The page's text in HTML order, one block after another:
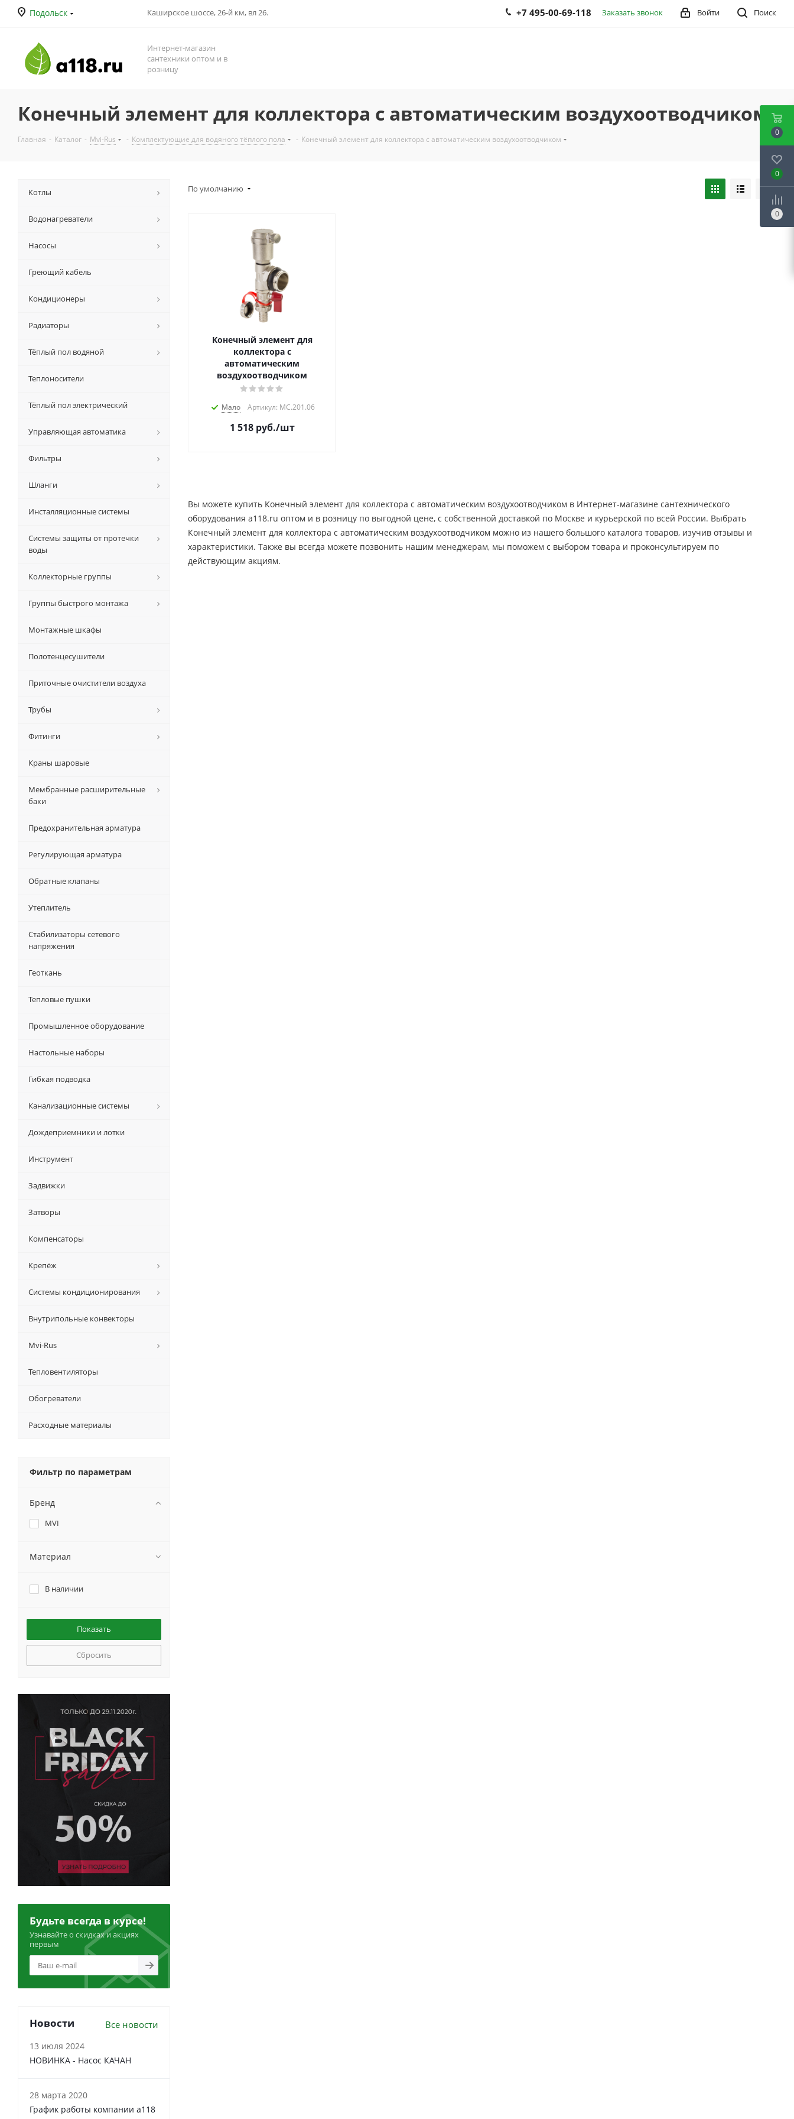
Подольск Каширское шоссе, 26-й км, вл 26. Поиск
Войти
+7 495-00-69-118 Заказать звонок
Интернет-магазин
сантехники оптом и в
розницу
Конечный элемент для коллектора с автоматическим воздухоотводчиком
Главная - Каталог - Mvi-Rus - Комплектующие для водяного тёплого пола - Конечный элемент для коллектора с автоматическим воздухоотводчиком
По умолчанию
Конечный элемент для
коллектора с
автоматическим
воздухоотводчиком
Мало Артикул: MC.201.06
1 518руб./шт
Вы можете купить Конечный элемент для коллектора с автоматическим воздухоотводчиком в Интернет-магазине сантехнического
оборудования a118.ru оптом и в розницу по выгодной цене, c собственной доставкой по Москве и курьерской по всей России. Выбрать
Конечный элемент для коллектора с автоматическим воздухоотводчиком можно из нашего большого каталога товаров, изучив отзывы и
характеристики. Также вы всегда можете позвонить нашим менеджерам, мы поможем с выбором товара и проконсультируем по
действующим акциям.
Котлы
Водонагреватели
Насосы
Греющий кабель
Кондиционеры
Радиаторы
Тёплый пол водяной
Теплоносители
Тёплый пол электрический
Управляющая автоматика
Фильтры
Шланги
Инсталляционные системы
Системы защиты от протечки
воды
Коллекторные группы
Группы быстрого монтажа
Монтажные шкафы
Полотенцесушители
Приточные очистители воздуха
Трубы
Фитинги
Краны шаровые
Мембранные расширительные
баки
Предохранительная арматура
Регулирующая арматура
Обратные клапаны
Утеплитель
Стабилизаторы сетевого
напряжения
Геоткань
Тепловые пушки
Промышленное оборудование
Настольные наборы
Гибкая подводка
Канализационные системы
Дождеприемники и лотки
Инструмент
Задвижки
Затворы
Компенсаторы
Крепёж
Системы кондиционирования
Внутрипольные конвекторы
Mvi-Rus
Тепловентиляторы
Обогреватели
Расходные материалы
Фильтр по параметрам
Бренд
MVI
Материал
В наличии
Сбросить
Будьте всегда в курсе!
Узнавайте о скидках и акциях
первым
Новости Все новости
13 июля 2024
НОВИНКА - Насос КАЧАН
28 марта 2020
График работы компании a118
0
0
0